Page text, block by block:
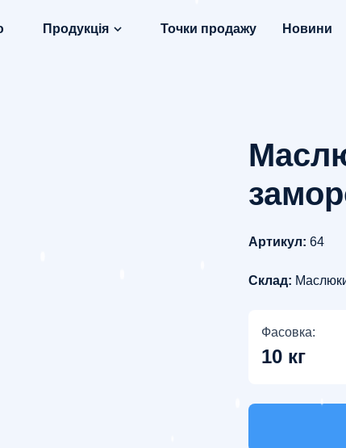
Продукція Точки продажу Новини
Артикул: 64
Склад:
Фасовка:
10 кг